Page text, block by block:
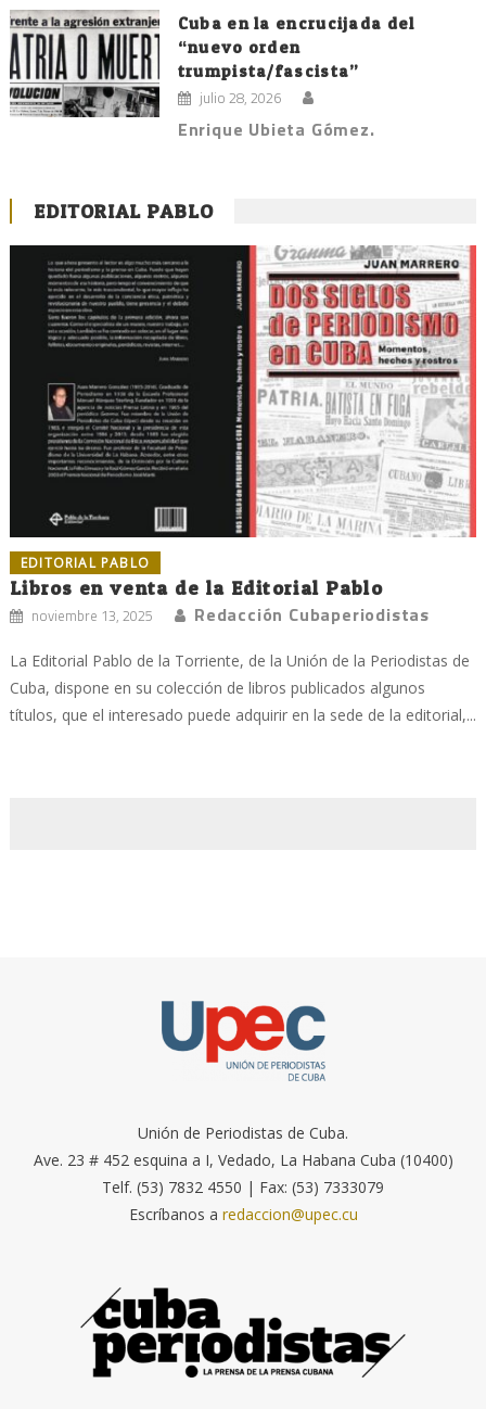
Cuba en la encrucijada del
“nuevo orden
trumpista/fascista”
julio 28, 2026
Enrique Ubieta Gómez.
EDITORIAL PABLO
EDITORIAL PABLO
Libros en venta de la Editorial Pablo
noviembre 13, 2025 Redacción Cubaperiodistas
La Editorial Pablo de la Torriente, de la Unión de la Periodistas de
Cuba, dispone en su colección de libros publicados algunos
títulos, que el interesado puede adquirir en la sede de la editorial,...
Unión de Periodistas de Cuba.
Ave. 23 # 452 esquina a I, Vedado, La Habana Cuba (10400)
Telf. (53) 7832 4550 | Fax: (53) 7333079
Escríbanos a redaccion@upec.cu